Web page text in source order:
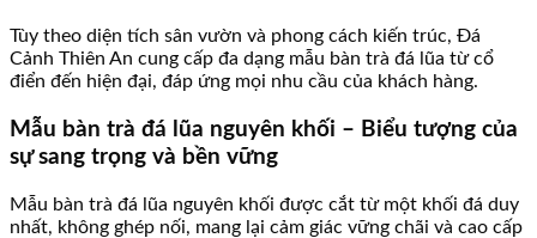
Tùy theo diện tích sân vườn và phong cách kiến trúc, Đá
Cảnh Thiên An cung cấp đa dạng mẫu bàn trà đá lũa từ cổ
điển đến hiện đại, đáp ứng mọi nhu cầu của khách hàng.
Mẫu bàn trà đá lũa nguyên khối – Biểu tượng của
sự sang trọng và bền vững
Mẫu bàn trà đá lũa nguyên khối được cắt từ một khối đá duy
nhất, không ghép nối, mang lại cảm giác vững chãi và cao cấp